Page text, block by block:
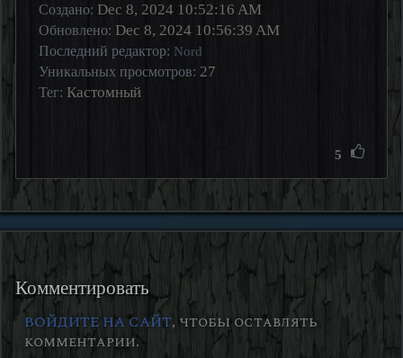
Создано: Dec 8, 2024 10:52:16 AM
Обновлено: Dec 8, 2024 10:56:39 AM
Последний редактор: Nord
Уникальных просмотров: 27
Тег: Кастомный
5
Комментировать
ВОЙДИТЕ НА САЙТ, чтобы оставлять
комментарии.